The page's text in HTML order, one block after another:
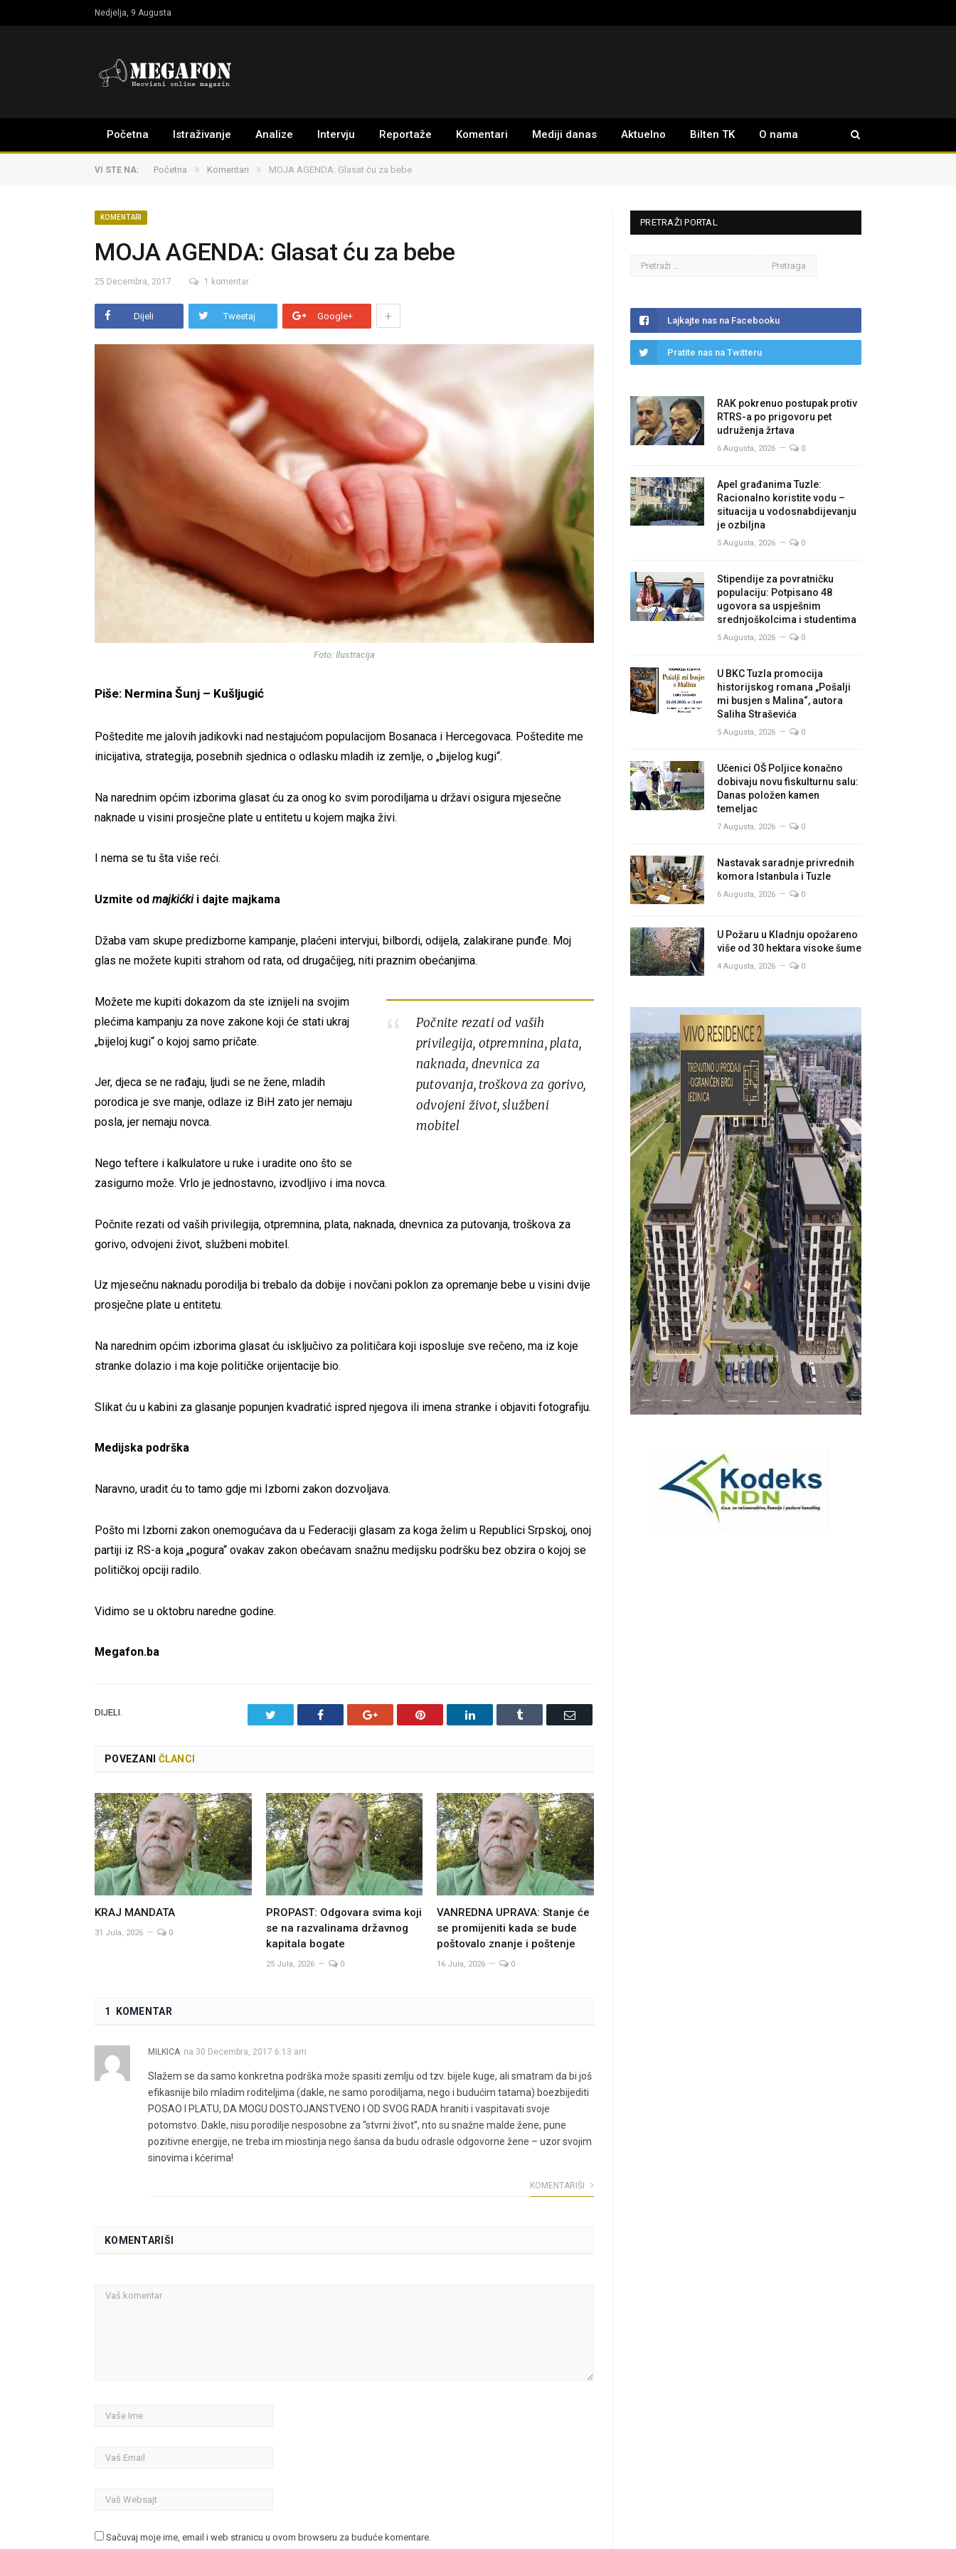
Nedjelja, 9 Augusta
Početna Istraživanje Analize Intervju Reportaže Komentari Mediji danas Aktuelno Bilten TK O nama
VI STE NA: Početna » Komentari » MOJA AGENDA: Glasat ću za bebe
KOMENTARI
MOJA AGENDA: Glasat ću za bebe
25 Decembra, 2017 1 komentar
Dijeli Tweetaj Google+ +
Foto: Ilustracija
Piše: Nermina Šunj – Kušljugić
Poštedite me jalovih jadikovki nad nestajućom populacijom Bosanaca i Hercegovaca. Poštedite me
inicijativa, strategija, posebnih sjednica o odlasku mladih iz zemlje, o „bijelog kugi“.
Na narednim općim izborima glasat ću za onog ko svim porodiljama u državi osigura mjesečne
naknade u visini prosječne plate u entitetu u kojem majka živi.
I nema se tu šta više reći.
Uzmite od majkićkii dajte majkama
Džaba vam skupe predizborne kampanje, plaćeni intervjui, bilbordi, odijela, zalakirane punđe. Moj
glas ne možete kupiti strahom od rata, od drugačijeg, niti praznim obećanjima.
Počnite rezati od vaših
privilegija, otpremnina, plata,
naknada, dnevnica za
putovanja, troškova za gorivo,
odvojeni život, službeni
mobitel
Možete me kupiti dokazom da ste iznijeli na svojim
plećima kampanju za nove zakone koji će stati ukraj
„bijeloj kugi“ o kojoj samo pričate.
Jer, djeca se ne rađaju, ljudi se ne žene, mladih
porodica je sve manje, odlaze iz BiH zato jer nemaju
posla, jer nemaju novca.
Nego teftere i kalkulatore u ruke i uradite ono što se
zasigurno može. Vrlo je jednostavno, izvodljivo i ima novca.
Počnite rezati od vaših privilegija, otpremnina, plata, naknada, dnevnica za putovanja, troškova za
gorivo, odvojeni život, službeni mobitel.
Uz mjesečnu naknadu porodilja bi trebalo da dobije i novčani poklon za opremanje bebe u visini dvije
prosječne plate u entitetu.
Na narednim općim izborima glasat ću isključivo za političara koji isposluje sve rečeno, ma iz koje
stranke dolazio i ma koje političke orijentacije bio.
Slikat ću u kabini za glasanje popunjen kvadratić ispred njegova ili imena stranke i objaviti fotografiju.
Medijska podrška
Naravno, uradit ću to tamo gdje mi Izborni zakon dozvoljava.
Pošto mi Izborni zakon onemogućava da u Federaciji glasam za koga želim u Republici Srpskoj, onoj
partiji iz RS-a koja „pogura“ ovakav zakon obećavam snažnu medijsku podršku bez obzira o kojoj se
političkoj opciji radilo.
Vidimo se u oktobru naredne godine.
Megafon.ba
DIJELI. Facebook Google+ Pinterest LinkedIn Tumblr Email
POVEZANI ČLANCI
KRAJ MANDATA
31 Jula, 2026 0
PROPAST: Odgovara svima koji
se na razvalinama državnog
kapitala bogate
25 Jula, 2026 0
VANREDNA UPRAVA: Stanje će
se promijeniti kada se bude
poštovalo znanje i poštenje
16 Jula, 2026 0
1 KOMENTAR
MILKICA na 30 Decembra, 2017 6:13 am
Slažem se da samo konkretna podrška može spasiti zemlju od tzv. bijele kuge, ali smatram da bi još
efikasnije bilo mladim roditeljima (dakle, ne samo porodiljama, nego i budućim tatama) boezbijediti
POSAO I PLATU, DA MOGU DOSTOJANSTVENO I OD SVOG RADA hraniti i vaspitavati svoje
potomstvo. Dakle, nisu porodilje nesposobne za “stvrni život”, nto su snažne malde žene, pune
pozitivne energije, ne treba im miostinja nego šansa da budu odrasle odgovorne žene – uzor svojim
sinovima i kćerima!
KOMENTARIŠI
KOMENTARIŠI
Sačuvaj moje ime, email i web stranicu u ovom browseru za buduće komentare.
PRETRAŽI PORTAL
Lajkajte nas na Facebooku
Pratite nas na Twitteru
RAK pokrenuo postupak protiv
RTRS-a po prigovoru pet
udruženja žrtava
6 Augusta, 2026 0
Apel građanima Tuzle:
Racionalno koristite vodu –
situacija u vodosnabdijevanju
je ozbiljna
5 Augusta, 2026 0
Stipendije za povratničku
populaciju: Potpisano 48
ugovora sa uspješnim
srednjoškolcima i studentima
5 Augusta, 2026 0
U BKC Tuzla promocija
historijskog romana „Pošalji
mi busjen s Malina“, autora
Saliha Straševića
5 Augusta, 2026 0
Učenici OŠ Poljice konačno
dobivaju novu fiskulturnu salu:
Danas položen kamen
temeljac
7 Augusta, 2026 0
Nastavak saradnje privrednih
komora Istanbula i Tuzle
6 Augusta, 2026 0
U Požaru u Kladnju opožareno
više od 30 hektara visoke šume
4 Augusta, 2026 0